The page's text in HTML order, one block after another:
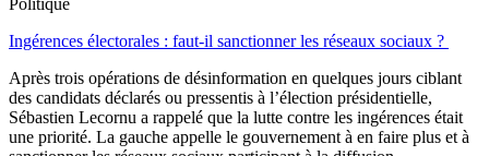
Ingérences électorales : faut-il sanctionner les réseaux sociaux ?
Après trois opérations de désinformation en quelques jours ciblant
des candidats déclarés ou pressentis à l’élection présidentielle,
Sébastien Lecornu a rappelé que la lutte contre les ingérences était
une priorité. La gauche appelle le gouvernement à en faire plus et à